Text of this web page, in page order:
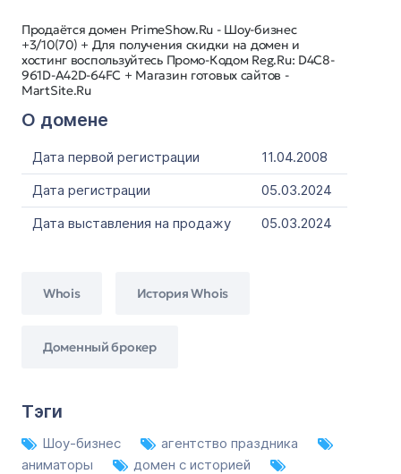
Продаётся домен PrimeShow.Ru - Шоу-бизнес
+3/10(70) + Для получения скидки на домен и
хостинг воспользуйтесь Промо-Кодом Reg.Ru: D4C8-
961D-A42D-64FC + Магазин готовых сайтов -
MartSite.Ru
О домене
Дата первой регистрации
11.04.2008
Дата регистрации
05.03.2024
Дата выставления на продажу
05.03.2024
Whois История Whois
Доменный брокер
Тэги
Шоу-бизнес
агентство праздника
аниматоры
домен с историей